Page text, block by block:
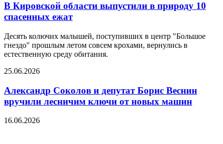
В Кировской области выпустили в природу 10
спасенных ежат
Десять колючих малышей, поступивших в центр "Большое
гнездо" прошлым летом совсем крохами, вернулись в
естественную среду обитания.
25.06.2026
Александр Соколов и депутат Борис Веснин
вручили лесничим ключи от новых машин
16.06.2026